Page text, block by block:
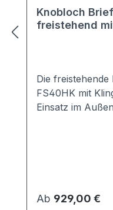
Knobloch
freistehend
Die freistehende
FS40HK mit
Einsatz im
den aktuellen
13724
Regulärer Preis:
Ab 929,00 €